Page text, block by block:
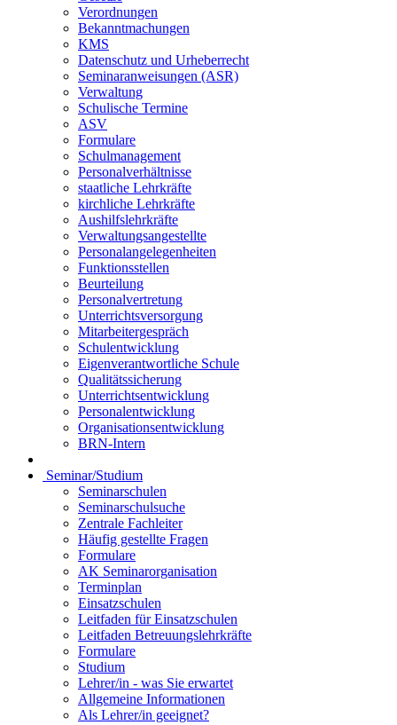
Verordnungen
Bekanntmachungen
KMS
Datenschutz und Urheberrecht
Seminaranweisungen (ASR)
Verwaltung
Schulische Termine
ASV
Formulare
Schulmanagement
Personalverhältnisse
staatliche Lehrkräfte
kirchliche Lehrkräfte
Aushilfslehrkräfte
Verwaltungsangestellte
Personalangelegenheiten
Funktionsstellen
Beurteilung
Personalvertretung
Unterrichtsversorgung
Mitarbeitergespräch
Schulentwicklung
Eigenverantwortliche Schule
Qualitätssicherung
Unterrichtsentwicklung
Personalentwicklung
Organisationsentwicklung
BRN-Intern
Seminar/Studium
Seminarschulen
Seminarschulsuche
Zentrale Fachleiter
Häufig gestellte Fragen
Formulare
AK Seminarorganisation
Terminplan
Einsatzschulen
Leitfaden für Einsatzschulen
Leitfaden Betreuungslehrkräfte
Formulare
Studium
Lehrer/in - was Sie erwartet
Allgemeine Informationen
Als Lehrer/in geeignet?